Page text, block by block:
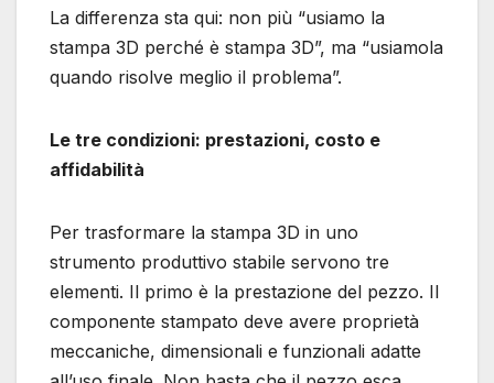
La differenza sta qui: non più “usiamo la
stampa 3D perché è stampa 3D”, ma “usiamola
quando risolve meglio il problema”.
Le tre condizioni: prestazioni, costo e
affidabilità
Per trasformare la stampa 3D in uno
strumento produttivo stabile servono tre
elementi. Il primo è la prestazione del pezzo. Il
componente stampato deve avere proprietà
meccaniche, dimensionali e funzionali adatte